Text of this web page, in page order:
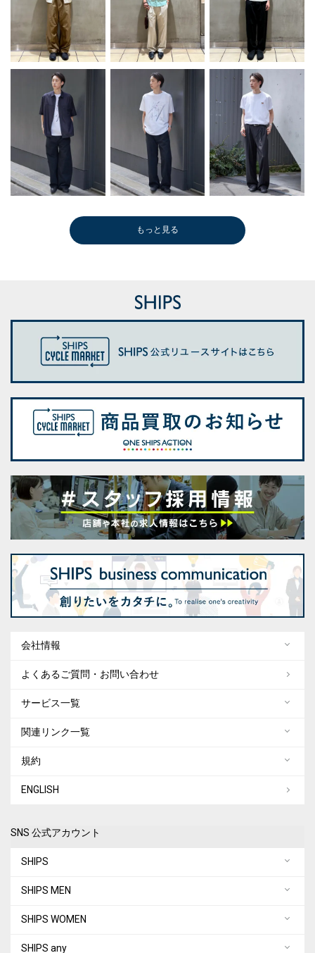
もっと見る
会社情報
よくあるご質問・お問い合わせ
サービス一覧
関連リンク一覧
規約
ENGLISH
SNS 公式アカウント
SHIPS
SHIPS MEN
SHIPS WOMEN
SHIPS any